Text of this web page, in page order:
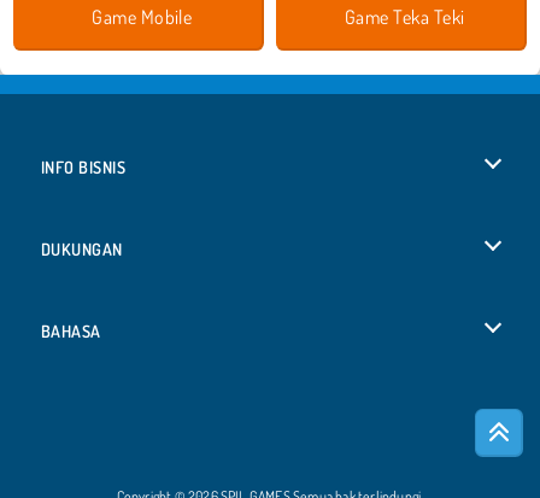
Game Mobile Game Teka Teki
INFO BISNIS
DUKUNGAN
BAHASA